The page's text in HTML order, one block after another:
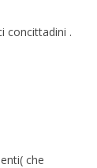
concittadini .
che